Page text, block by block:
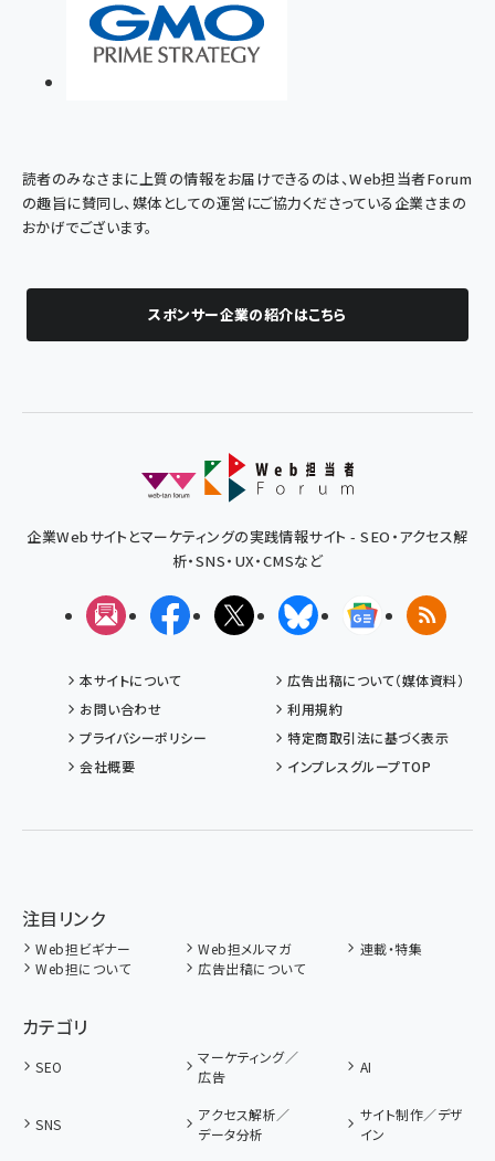
読者のみなさまに上質の情報をお届けできるのは、Web担当者Forum
の趣旨に賛同し、媒体としての運営にご協力くださっている企業さまの
おかげでございます。
スポンサー企業の紹介はこちら
企業Webサイトとマーケティングの実践情報サイト - SEO・アクセス解
析・SNS・UX・CMSなど
メルマガFacebookX(エックス)BlueskyGoogleニュ
RSS
本サイトについて
広告出稿について（媒体資料）
お問い合わせ
利用規約
プライバシーポリシー
特定商取引法に基づく表示
会社概要
インプレスグループTOP
注目リンク
Web担ビギナー Web担メルマガ
連載・特集
Web担について
広告出稿について
カテゴリ
SEO
マーケティング／
広告
AI
SNS
アクセス解析／
データ分析
サイト制作／デザ
イン